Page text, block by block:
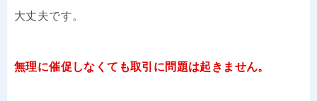
大丈夫です。
無理に催促しなくても取引に問題は起きません。